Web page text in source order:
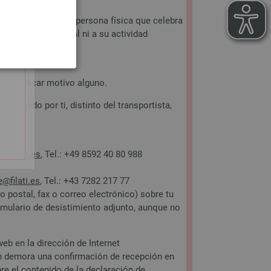
es toda persona física que celebra
comercial ni a su actividad
de indicar motivo alguno.
por ti, distinto del transportista,
, Tel.: +49 8592 40 80 988
, Tel.: +43 7282 217 77
postal, fax o correo electrónico) sobre tu
de desistimiento adjunto, aunque no
en la dirección de Internet
una confirmación de recepción en